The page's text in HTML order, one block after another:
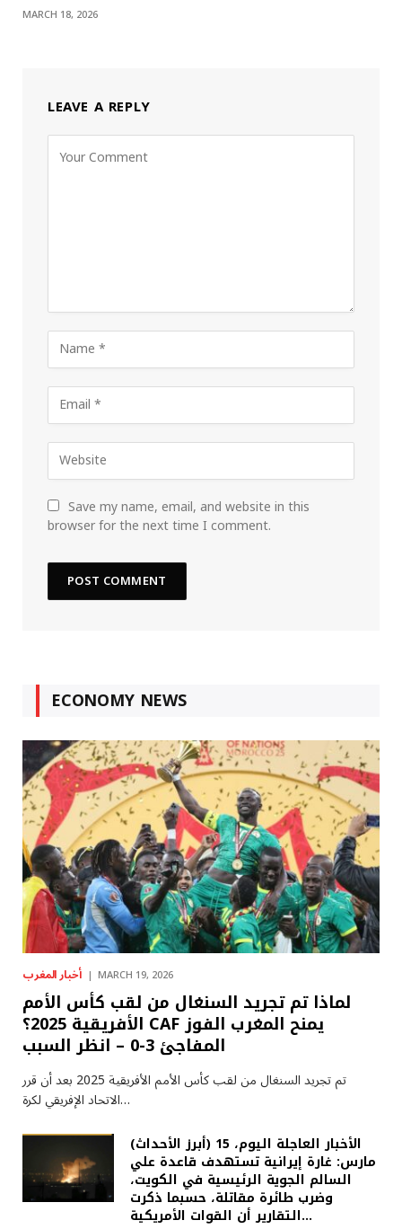
MARCH 18, 2026
LEAVE A REPLY
Save my name, email, and website in this
browser for the next time I comment.
ECONOMY NEWS
أخبار المغرب MARCH 19, 2026
لماذا تم تجريد السنغال من لقب كأس الأمم
الأفريقية 2025؟ CAF يمنح المغرب الفوز
المفاجئ 3-0 – انظر السبب
تم تجريد السنغال من لقب كأس الأمم الأفريقية 2025 بعد أن قرر
الاتحاد الإفريقي لكرة…
(أبرز الأحداث) الأخبار العاجلة اليوم، 15
مارس: غارة إيرانية تستهدف قاعدة علي
السالم الجوية الرئيسية في الكويت،
وضرب طائرة مقاتلة، حسبما ذكرت
التقارير أن القوات الأمريكية…